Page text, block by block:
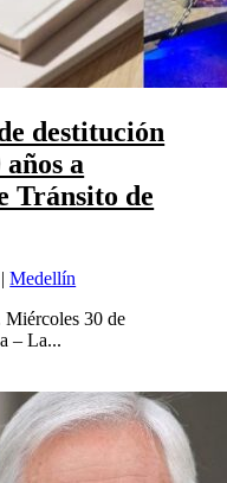
destitución
a
Tránsito de
|Medellín
30 de
– La...